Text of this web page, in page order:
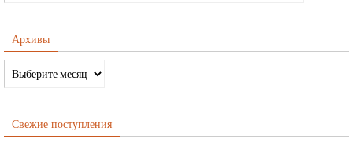
Архивы
Свежие поступления